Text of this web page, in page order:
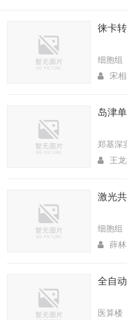
2025年4月春季
生命中心2025寒
生命科学实验
生命科学实验
实验中心医算楼
徕卡
细胞组
宋
岛津
郑基深
王
激光
细胞组
薛林
全自
医算楼